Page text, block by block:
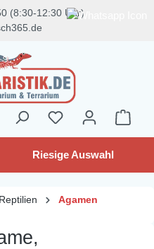
(8:30-12:30 Uhr)
Riesige Auswahl
Reptilien Agamen